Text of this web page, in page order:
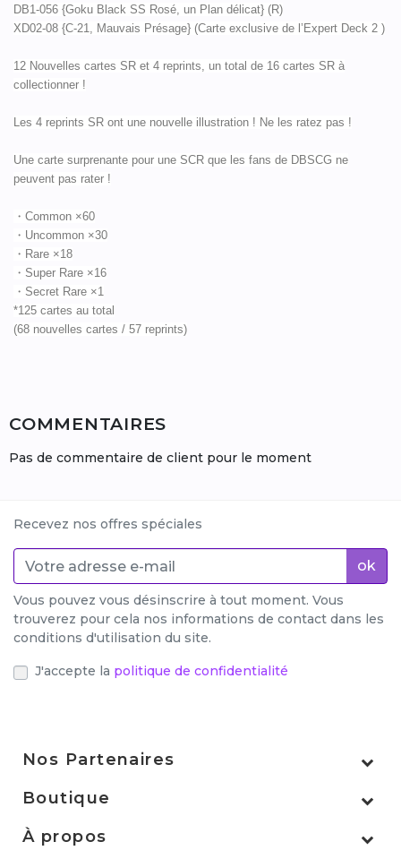
DB1-056 {Goku Black SS Rosé, un Plan délicat} (R)
XD02-08 {C-21, Mauvais Présage} (Carte exclusive de l’Expert Deck 2 )
12 Nouvelles cartes SR et 4 reprints, un total de 16 cartes SR à
collectionner !
Les 4 reprints SR ont une nouvelle illustration ! Ne les ratez pas !
Une carte surprenante pour une SCR que les fans de DBSCG ne
peuvent pas rater !
・Common ×60
・Uncommon ×30
・Rare ×18
・Super Rare ×16
・Secret Rare ×1
*125 cartes au total
(68 nouvelles cartes / 57 reprints)
COMMENTAIRES
Pas de commentaire de client pour le moment
Recevez nos offres spéciales
ok
Vous pouvez vous désinscrire à tout moment. Vous
trouverez pour cela nos informations de contact dans les
conditions d'utilisation du site.
J'accepte la politique de confidentialité
Nos Partenaires
Boutique
À propos